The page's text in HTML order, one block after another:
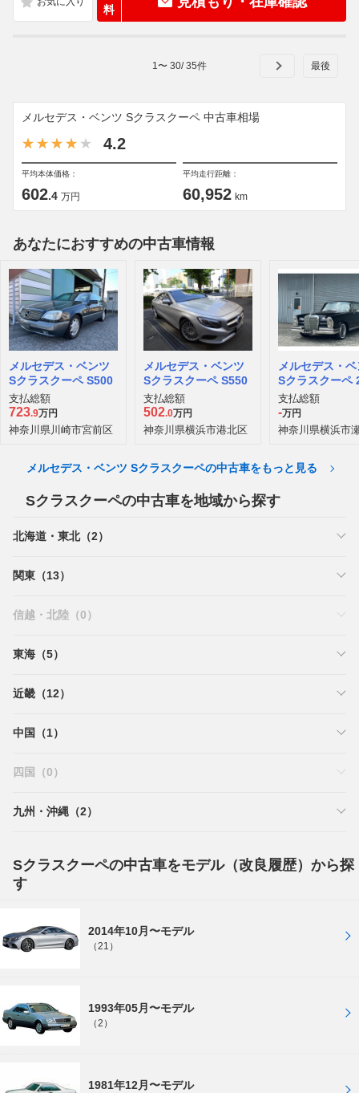
料
1 〜 30/35件
メルセデス・ベンツ Sクラスクーペ 中古車相場
4.2
平均本体価格：
602.4 万円
平均走行距離：
60,952 km
あなたにおすすめの中古車情報
メルセデス・ベンツ
Sクラスクーペ S500
支払総額
723.9万円
神奈川県川崎市宮前区
メルセデス・ベンツ
Sクラスクーペ S550
支払総額
502.0万円
神奈川県横浜市港北区
メルセデス・
Sクラスクーペ
Eクーペ
支払総額
-万円
神奈川県横浜市
メルセデス・ベンツ Sクラスクーペの中古車をもっと見る
Sクラスクーペの中古車を地域から探す
北海道・東北（2）
関東（13）
信越・北陸（0）
東海（5）
近畿（12）
中国（1）
四国（0）
九州・沖縄（2）
Sクラスクーペの中古車をモデル（改良履歴）から探
す
2014年10月〜モデル
（21）
1993年05月〜モデル
（2）
1981年12月〜モデル